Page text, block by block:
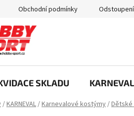
Obchodní podmínky
SKLADU
/KARNEVAL/Karnevalové kostýmy/